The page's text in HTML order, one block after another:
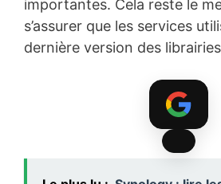
importantes. Cela reste le
s’assurer que les services
dernière version des